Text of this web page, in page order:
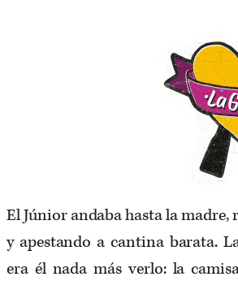
El Júnior andaba hasta la madre,
y apestando a cantina barata.
era él nada más verlo: la